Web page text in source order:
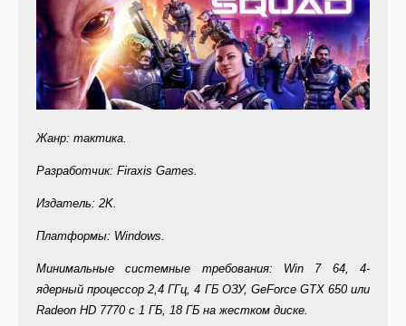
Жанр: тактика.
Разработчик: Firaxis Games.
Издатель: 2K.
Платформы: Windows.
Минимальные системные требования: Win 7 64, 4-
ядерный процессор 2,4 ГГц, 4 ГБ ОЗУ, GeForce GTX 650 или
Radeon HD 7770 с 1 ГБ, 18 ГБ на жестком диске.